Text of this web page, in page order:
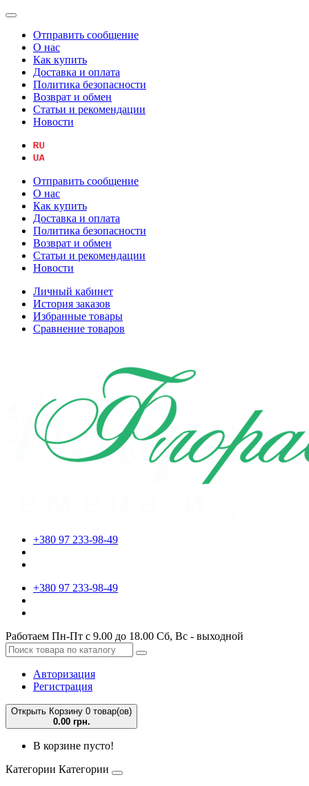
Отправить сообщение
О нас
Как купить
Доставка и оплата
Политика безопасности
Возврат и обмен
Статьи и рекомендации
Новости
Отправить сообщение
О нас
Как купить
Доставка и оплата
Политика безопасности
Возврат и обмен
Статьи и рекомендации
Новости
Личный кабинет
История заказов
Избранные товары
Сравнение товаров
+380 97 233-98-49
+380 97 233-98-49
Работаем Пн-Пт с 9.00 до 18.00 Сб, Вс - выходной
Авторизация
Регистрация
Открыть Корзину 0 товар(ов)
0.00 грн.
В корзине пусто!
Категории Категории